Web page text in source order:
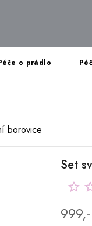
o prádlo
borovice
Set